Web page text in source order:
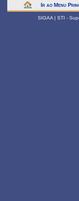
Ir ao Menu
SIGAA | STI -